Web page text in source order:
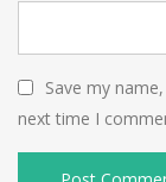
Save my
next time I